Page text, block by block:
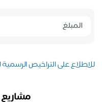
على التراخيص الرسمية
مشاريع